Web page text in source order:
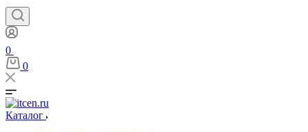
0
0
Каталог